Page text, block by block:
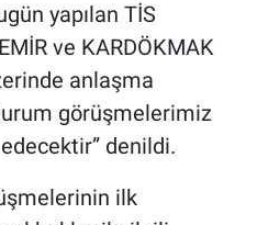
yapılan TİS
ve KARDÖKMAK
anlaşma
görüşmelerimiz
denildi.
ilk